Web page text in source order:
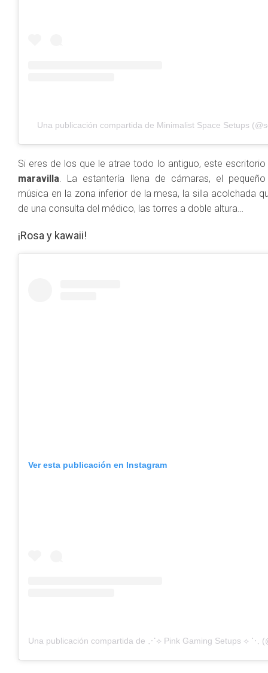
Una publicación compartida de Minimalist Space Setups
Si eres de los que le atrae todo lo antiguo, este escritorio
maravilla . La estantería llena de cámaras, el
música en la zona inferior de la mesa, la silla acolchada
de una consulta del médico, las torres a doble altura…
¡Rosa y kawaii!
Ver esta publicación en Instagram